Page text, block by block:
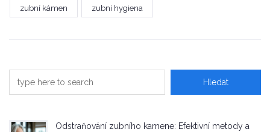
zubní kámen zubní hygiena
Odstraňování zubního kamene: Efektivní metody a